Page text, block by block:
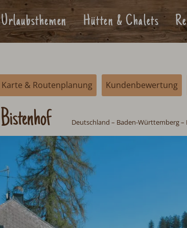
Urlaubsthemen Hütten & Chalets
Karte & Routenplanung Kundenbewertung
Deutschland – Baden-Württemberg